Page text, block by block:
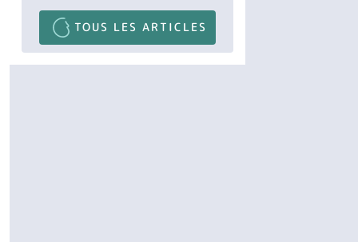
TOUS LES ARTICLES